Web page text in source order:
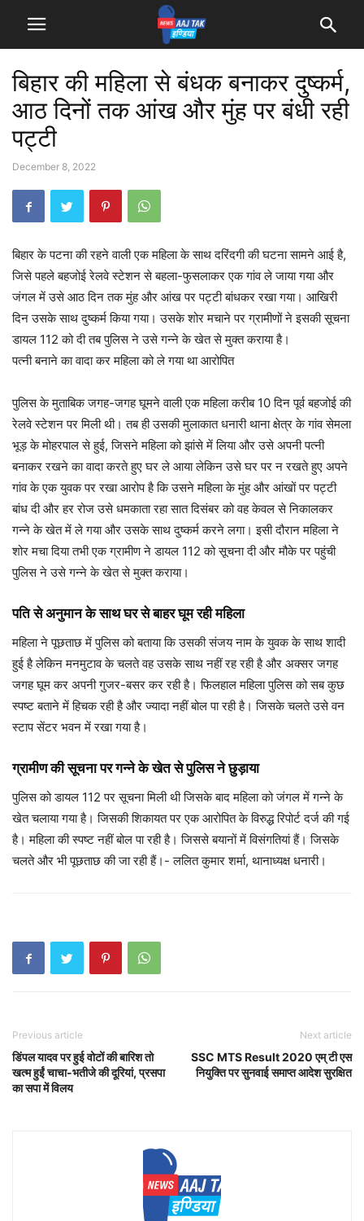
बिहार की महिला से बंधक बनाकर दुष्कर्म,
आठ दिनों तक आंख और मुंह पर बंधी रही
पट्टी
December 8, 2022
बिहार के पटना की रहने वाली एक महिला के साथ दरिंदगी की घटना सामने आई है,
जिसे पहले बहजोई रेलवे स्टेशन से बहला-फुसलाकर एक गांव ले जाया गया और
जंगल में उसे आठ दिन तक मुंह और आंख पर पट्टी बांधकर रखा गया। आखिरी
दिन उसके साथ दुष्कर्म किया गया। उसके शोर मचाने पर ग्रामीणों ने इसकी सूचना
डायल 112 को दी तब पुलिस ने उसे गन्ने के खेत से मुक्त कराया है।
पत्‍नी बनाने का वादा कर मह‍िला को ले गया था आरोप‍ित
पुलिस के मुताबिक जगह-जगह घूमने वाली एक महिला करीब 10 दिन पूर्व बहजोई की
रेलवे स्टेशन पर म‍िली थी। तब ही उसकी मुलाकात धनारी थाना क्षेत्र के गांव सेमला
भूड़ के मोहरपाल से हुई, जिसने महिला को झांसे में लिया और उसे अपनी पत्नी
बनाकर रखने का वादा करते हुए घर ले आया लेकिन उसे घर पर न रखते हुए अपने
गांव के एक युवक पर रखा आरोप है कि उसने महिला के मुंह और आंखों पर पट्टी
बांध दी और हर रोज उसे धमकाता रहा सात दिसंबर को वह केवल से निकालकर
गन्ने के खेत में ले गया और उसके साथ दुष्कर्म करने लगा। इसी दौरान महिला ने
शोर मचा दिया तभी एक ग्रामीण ने डायल 112 को सूचना दी और मौके पर पहुंची
पुलिस ने उसे गन्ने के खेत से मुक्त कराया।
पति से अनुमान के साथ घर से बाहर घूम रही महिला
महिला ने पूछताछ में पुलिस को बताया कि उसकी संजय नाम के युवक के साथ शादी
हुई है लेकिन मनमुटाव के चलते वह उसके साथ नहीं रह रही है और अक्सर जगह
जगह घूम कर अपनी गुजर-बसर कर रही है। फिलहाल महिला पुलिस को सब कुछ
स्पष्ट बताने में हिचक रही है और ज्यादा नहीं बोल पा रही है। जिसके चलते उसे वन
स्टाप सेंटर भवन में रखा गया है।
ग्रामीण की सूचना पर गन्ने के खेत से पुलिस ने छुड़ाया
पुलिस को डायल 112 पर सूचना मिली थी जिसके बाद महिला को जंगल में गन्ने के
खेत चलाया गया है। जिसकी शिकायत पर एक आरोपित के विरुद्ध रिपोर्ट दर्ज की गई
है। महिला की स्पष्ट नहीं बोल पा रही है। जिससे बयानों में विसंगतियां हैं। जिसके
चलते और भी पूछताछ की जा रही हैं।- ललित कुमार शर्मा, थानाध्यक्ष धनारी।
Previous article
डिंपल यादव पर हुई वोटों की बार‍िश तो
खत्‍म हुईं चाचा-भतीजे की दूर‍ियां, प्रसपा
का सपा में विलय
Next article
SSC MTS Result 2020 एम् टी एस
नियुक्ति पर सुनवाई समाप्त आदेश सुरक्षित